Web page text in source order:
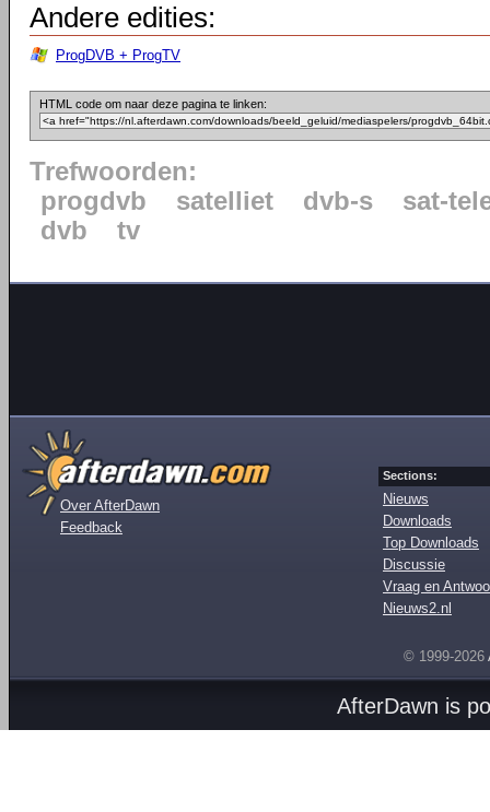
Andere edities:
ProgDVB + ProgTV
HTML code om naar deze pagina te linken:
Trefwoorden:
progdvb
satelliet dvb-s
sat-
dvb
tv
Over AfterDawn
Feedback
Sections:
Nieuws
Downloads
Top Downloads
Discussie
Vraag en
Nieuws2.nl
© 1999-2026
AfterDawn is